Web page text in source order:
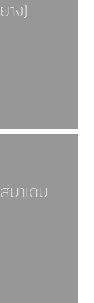
าง)
าเดิม